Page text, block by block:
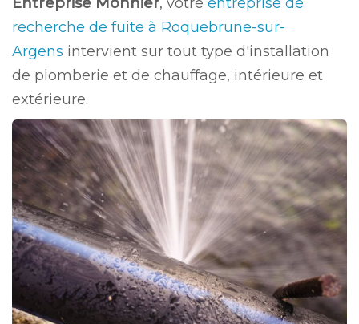
recherche de fuite à Roquebrune-sur-
Argens intervient sur tout type d'installation
de plomberie et de chauffage, intérieure et
extérieure.